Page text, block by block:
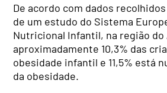
De acordo com dados
de um estudo do Sistema
Nutricional Infantil, na região do
aproximadamente 10,3% das
obesidade infantil e 11,5% está
da obesidade.